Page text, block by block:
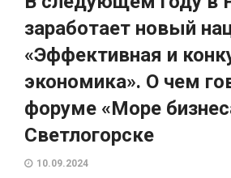
заработает новый
«Эффективная и
экономика». О чем
форуме «Море
Светлогорске
10.09.2024